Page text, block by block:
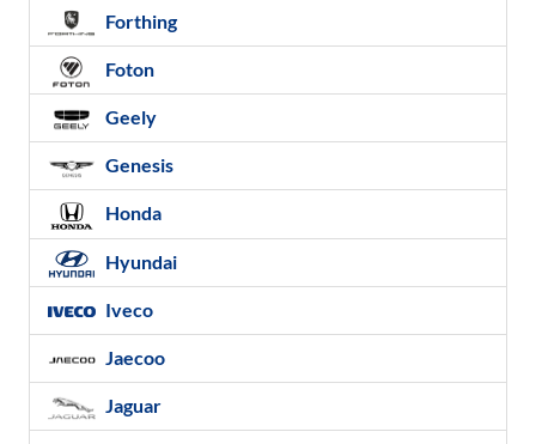
Forthing
Foton
Geely
Genesis
Honda
Hyundai
Iveco
Jaecoo
Jaguar